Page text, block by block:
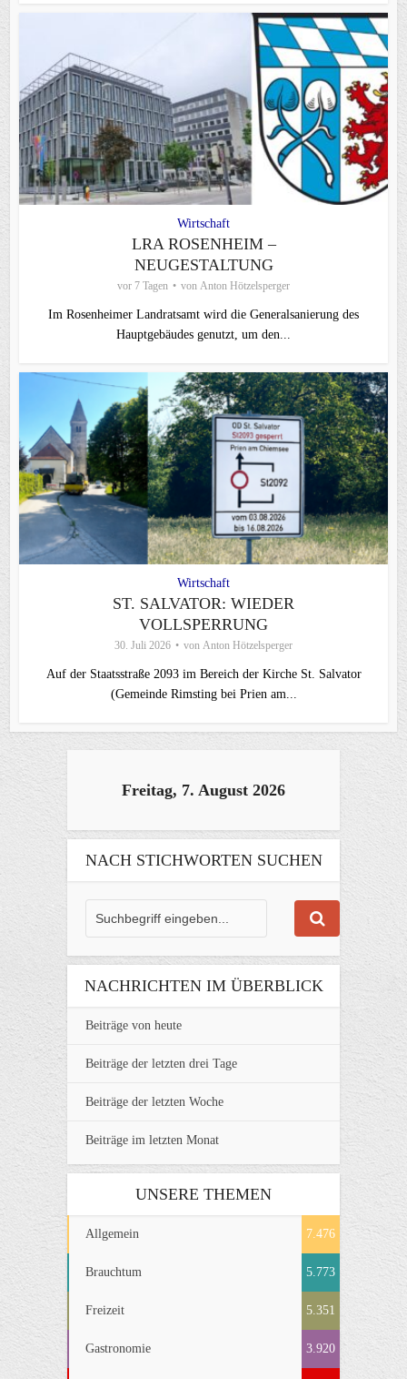
Wirtschaft
LRA ROSENHEIM –
NEUGESTALTUNG
vor 7 Tagen von Anton Hötzelsperger
Im Rosenheimer Landratsamt wird die Generalsanierung des
Hauptgebäudes genutzt, um den...
Wirtschaft
ST. SALVATOR: WIEDER
VOLLSPERRUNG
30. Juli 2026 von Anton Hötzelsperger
Auf der Staatsstraße 2093 im Bereich der Kirche St. Salvator
(Gemeinde Rimsting bei Prien am...
Freitag, 7. August 2026
NACH STICHWORTEN SUCHEN
NACHRICHTEN IM ÜBERBLICK
Beiträge von heute
Beiträge der letzten drei Tage
Beiträge der letzten Woche
Beiträge im letzten Monat
UNSERE THEMEN
Allgemein 7.476
Brauchtum 5.773
Freizeit 5.351
Gastronomie 3.920